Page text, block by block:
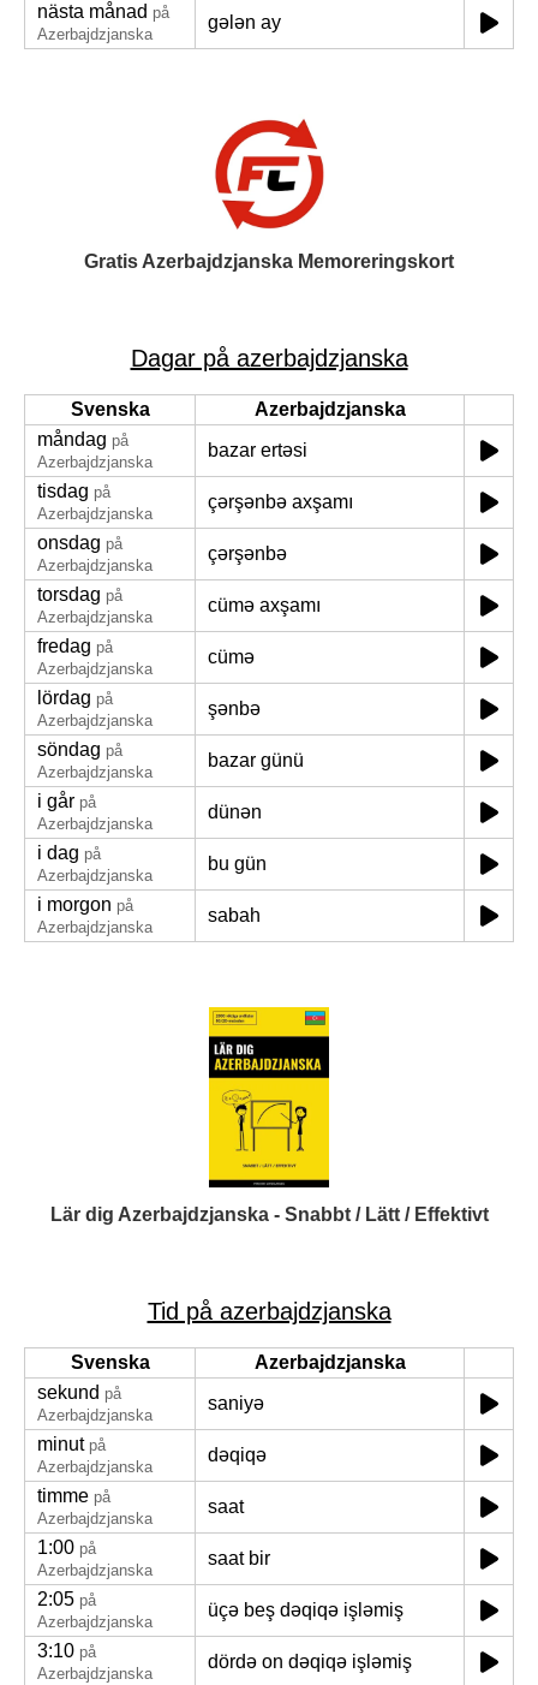
nästa månad på
Azerbajdzjanska
gələn ay
Gratis Azerbajdzjanska Memoreringskort
Dagar på azerbajdzjanska
Svenska
Azerbajdzjanska
måndag på
Azerbajdzjanska
bazar ertəsi
tisdag på
Azerbajdzjanska
çərşənbə axşamı
onsdag på
Azerbajdzjanska
çərşənbə
torsdag på
Azerbajdzjanska
cümə axşamı
fredag på
Azerbajdzjanska
cümə
lördag på
Azerbajdzjanska
şənbə
söndag på
Azerbajdzjanska
bazar günü
i går på
Azerbajdzjanska
dünən
i dag på
Azerbajdzjanska
bu gün
i morgon på
Azerbajdzjanska
sabah
Lär dig Azerbajdzjanska - Snabbt / Lätt / Effektivt
Tid på azerbajdzjanska
Svenska
Azerbajdzjanska
sekund på
Azerbajdzjanska
saniyə
minut på
Azerbajdzjanska
dəqiqə
timme på
Azerbajdzjanska
saat
1:00 på
Azerbajdzjanska
saat bir
2:05 på
Azerbajdzjanska
üçə beş dəqiqə işləmiş
3:10 på
Azerbajdzjanska
dördə on dəqiqə işləmiş